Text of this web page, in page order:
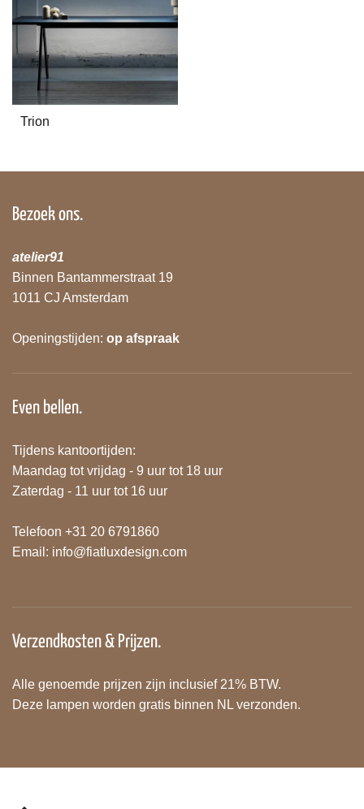
Trion
Bezoek ons.
atelier91
Binnen Bantammerstraat 19
1011 CJ Amsterdam
Openingstijden: op afspraak
Even bellen.
Tijdens kantoortijden:
Maandag tot vrijdag - 9 uur tot 18 uur
Zaterdag - 11 uur tot 16 uur
Telefoon +31 20 6791860
Email: info@fiatluxdesign.com
Verzendkosten & Prijzen.
Alle genoemde prijzen zijn inclusief 21% BTW.
Deze lampen worden gratis binnen NL verzonden.